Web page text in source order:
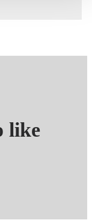
like